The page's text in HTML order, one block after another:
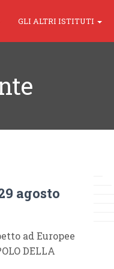
GLI ALTRI ISTITUTI
agosto
ad Europee
DELLA